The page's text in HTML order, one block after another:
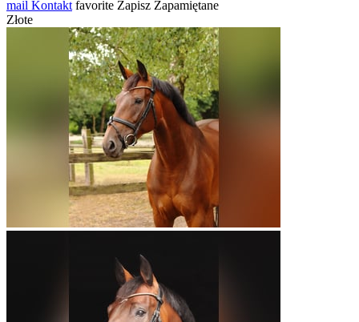
mail Kontakt favorite Zapisz Zapamiętane
Złote